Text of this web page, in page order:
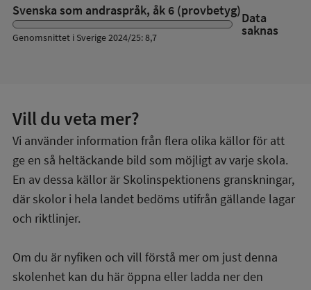
Svenska som andraspråk, åk 6 (provbetyg)Data
saknas
Genomsnittet i Sverige 2024/25: 8,7
Vill du veta mer?
Vi använder information från flera olika källor för att
ge en så heltäckande bild som möjligt av varje skola.
En av dessa källor är Skolinspektionens granskningar,
där skolor i hela landet bedöms utifrån gällande lagar
och riktlinjer.
Om du är nyfiken och vill förstå mer om just denna
skolenhet kan du här öppna eller ladda ner den